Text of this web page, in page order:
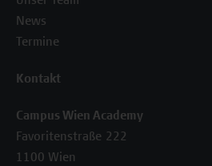
News
Termine
Kontakt
Campus Wien Academy
Favoritenstraße 222
1100 Wien